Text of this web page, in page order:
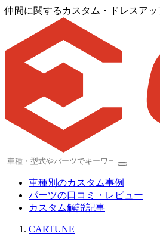
仲間に関するカスタム・ドレスアッ
車種別のカスタム事例
パーツの口コミ・レビュー
カスタム解説記事
CARTUNE